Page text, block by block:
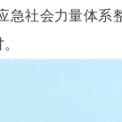
急社会力量体